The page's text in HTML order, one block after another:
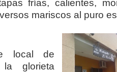
frías, calientes,
mariscos al puro
local de
glorieta